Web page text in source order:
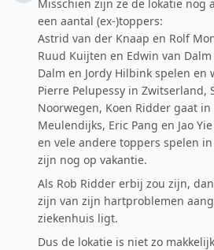
Misschien zijn ze de lokatie nog
een aantal (ex-)toppers:
Astrid van der Knaap en Rolf
Ruud Kuijten en Edwin van
Dalm en Jordy Hilbink spelen en
Pierre Pelupessy in Zwitserland,
Noorwegen, Koen Ridder gaat
Meulendijks, Eric Pang en Jao
en vele andere toppers spelen
zijn nog op vakantie.
Als Rob Ridder erbij zou zijn,
zijn van zijn hartproblemen
ziekenhuis ligt.
Dus de lokatie is niet zo